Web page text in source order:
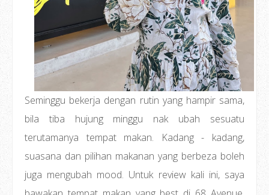
Seminggu bekerja dengan rutin yang hampir sama,
bila tiba hujung minggu nak ubah sesuatu
terutamanya tempat makan. Kadang - kadang,
suasana dan pilihan makanan yang berbeza boleh
juga mengubah mood. Untuk review kali ini, saya